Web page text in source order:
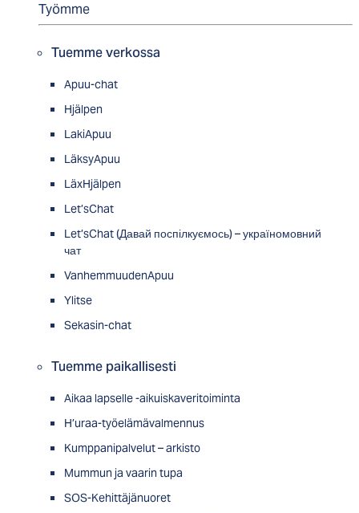
Työmme
Tuemme verkossa
Apuu-chat
Hjälpen
LakiApuu
LäksyApuu
LäxHjälpen
Let’sChat
Let’sChat (Давай поспілкуємось) – україномовний
чат
VanhemmuudenApuu
Ylitse
Sekasin-chat
Tuemme paikallisesti
Aikaa lapselle -aikuiskaveritoiminta
H’uraa-työelämävalmennus
Kumppanipalvelut – arkisto
Mummun ja vaarin tupa
SOS-Kehittäjänuoret